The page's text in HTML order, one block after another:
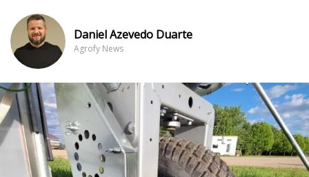
Daniel Azevedo Duarte
Agrofy News